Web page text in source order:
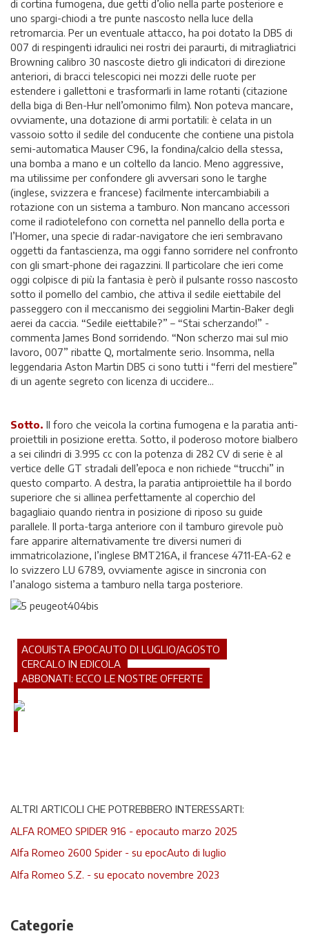
di cortina fumogena, due getti d’olio nella parte posteriore e
uno spargi-chiodi a tre punte nascosto nella luce della
retromarcia. Per un eventuale attacco, ha poi dotato la DB5 di
007 di respingenti idraulici nei rostri dei paraurti, di mitragliatrici
Browning calibro 30 nascoste dietro gli indicatori di direzione
anteriori, di bracci telescopici nei mozzi delle ruote per
estendere i gallettoni e trasformarli in lame rotanti (citazione
della biga di Ben-Hur nell’omonimo film). Non poteva mancare,
ovviamente, una dotazione di armi portatili: è celata in un
vassoio sotto il sedile del conducente che contiene una pistola
semi-automatica Mauser C96, la fondina/calcio della stessa,
una bomba a mano e un coltello da lancio. Meno aggressive,
ma utilissime per confondere gli avversari sono le targhe
(inglese, svizzera e francese) facilmente intercambiabili a
rotazione con un sistema a tamburo. Non mancano accessori
come il radiotelefono con cornetta nel pannello della porta e
l’Homer, una specie di radar-navigatore che ieri sembravano
oggetti da fantascienza, ma oggi fanno sorridere nel confronto
con gli smart-phone dei ragazzini. Il particolare che ieri come
oggi colpisce di più la fantasia è però il pulsante rosso nascosto
sotto il pomello del cambio, che attiva il sedile eiettabile del
passeggero con il meccanismo dei seggiolini Martin-Baker degli
aerei da caccia. “Sedile eiettabile?” – “Stai scherzando!” -
commenta James Bond sorridendo. “Non scherzo mai sul mio
lavoro, 007” ribatte Q, mortalmente serio. Insomma, nella
leggendaria Aston Martin DB5 ci sono tutti i “ferri del mestiere”
di un agente segreto con licenza di uccidere...
Sotto. Il foro che veicola la cortina fumogena e la paratia anti-
proiettili in posizione eretta. Sotto, il poderoso motore bialbero
a sei cilindri di 3.995 cc con la potenza di 282 CV di serie è al
vertice delle GT stradali dell’epoca e non richiede “trucchi” in
questo comparto. A destra, la paratia antiproiettile ha il bordo
superiore che si allinea perfettamente al coperchio del
bagagliaio quando rientra in posizione di riposo su guide
parallele. Il porta-targa anteriore con il tamburo girevole può
fare apparire alternativamente tre diversi numeri di
immatricolazione, l’inglese BMT216A, il francese 4711-EA-62 e
lo svizzero LU 6789, ovviamente agisce in sincronia con
l’analogo sistema a tamburo nella targa posteriore.
ACQUISTA EPOCAUTO DI LUGLIO/AGOSTO
CERCALO IN EDICOLA
ABBONATI: ECCO LE NOSTRE OFFERTE
ALTRI ARTICOLI CHE POTREBBERO INTERESSARTI:
ALFA ROMEO SPIDER 916 - epocauto marzo 2025
Alfa Romeo 2600 Spider - su epocAuto di luglio
Alfa Romeo S.Z. - su epocato novembre 2023
Categorie